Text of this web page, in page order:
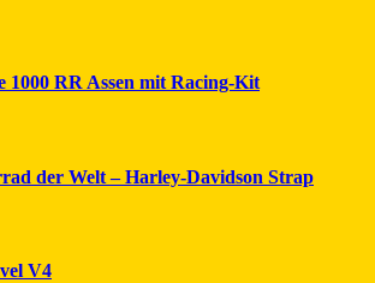
1000 RR Assen mit Racing-Kit
der Welt – Harley-Davidson Strap
V4